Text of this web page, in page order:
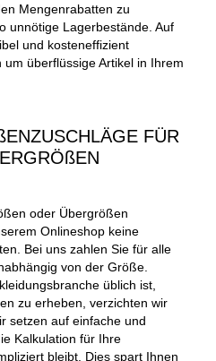
Mengenrabatten zu
unnötige Lagerbestände. Auf
und kosteneffizient
überflüssige Artikel in Ihrem
FÜR
oder Übergrößen
Onlineshop keine
Bei uns zahlen Sie für alle
von der Größe.
üblich ist,
zu erheben, verzichten wir
setzen auf einfache und
Kalkulation für Ihre
bleibt. Dies spart Ihnen